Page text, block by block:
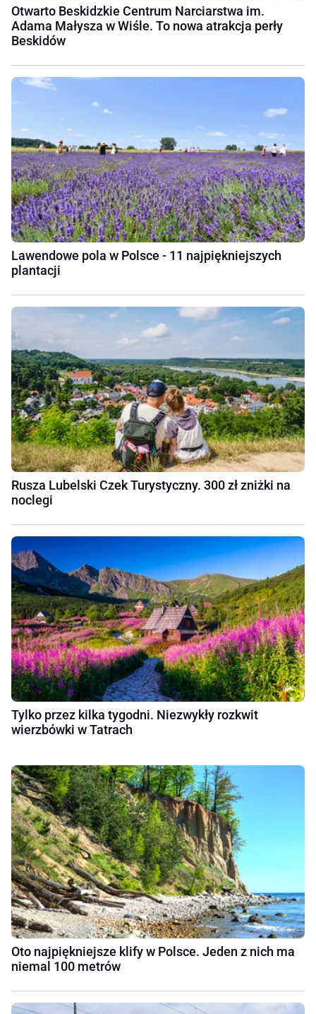
Otwarto Beskidzkie Centrum Narciarstwa im.
Adama Małysza w Wiśle. To nowa atrakcja perły
Beskidów
Lawendowe pola w Polsce - 11 najpiękniejszych
plantacji
Rusza Lubelski Czek Turystyczny. 300 zł zniżki na
noclegi
Tylko przez kilka tygodni. Niezwykły rozkwit
wierzbówki w Tatrach
Oto najpiękniejsze klify w Polsce. Jeden z nich ma
niemal 100 metrów